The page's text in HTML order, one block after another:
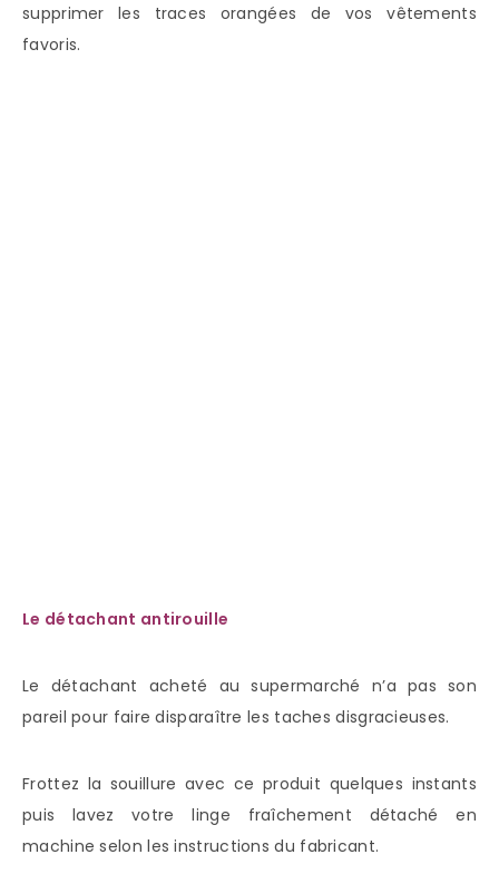
supprimer les traces orangées de vos vêtements
favoris.
Le détachant antirouille
Le détachant acheté au supermarché n’a pas son
pareil pour faire disparaître les taches disgracieuses.
Frottez la souillure avec ce produit quelques instants
puis lavez votre linge fraîchement détaché en
machine selon les instructions du fabricant.